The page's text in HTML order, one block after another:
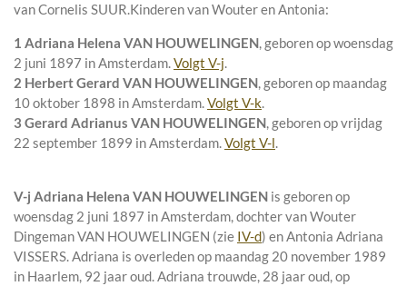
vanCornelis SUUR.Kinderen van Wouter en Antonia:
1 Adriana Helena VAN HOUWELINGEN, geboren op woensdag
2 juni 1897 inAmsterdam.Volgt V-j.
2 Herbert Gerard VAN HOUWELINGEN, geboren op maandag
10 oktober 1898 inAmsterdam.Volgt V-k.
3 Gerard Adrianus VAN HOUWELINGEN, geboren op vrijdag
22 september 1899 inAmsterdam.Volgt V-l.
V-j Adriana Helena VAN HOUWELINGEN is geboren op
woensdag 2 juni 1897 inAmsterdam, dochter vanWouter
Dingeman VAN HOUWELINGEN (zie IV-d) enAntonia Adriana
VISSERS. Adriana is overleden op maandag 20 november 1989
in Haarlem, 92 jaar oud. Adriana trouwde, 28 jaar oud, op